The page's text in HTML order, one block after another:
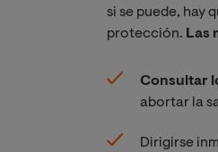
si se puede, hay
protección. Las
Consultar
abortar la
Dirigirse